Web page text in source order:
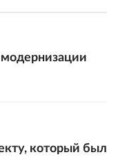
модернизации
который был